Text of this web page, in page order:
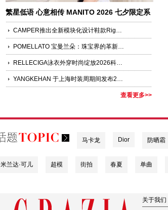
繁星低语 心意相传 MANITO 2026 七夕限定系
列甜蜜上市
CAMPER推出全新模块化设计鞋款Right Niko系列
POMELLATO 宝曼兰朵：珠宝界的革新先锋”巴黎展览即将启幕
RELLECIGA泳衣外穿时尚绽放2026科切拉音乐节
YANGKEHAN 于上海时装周期间发布2026秋冬系列 ——浮生梦（In the mood of reverie）
查看更多>>
马卡龙 Dior 防晒霜
米兰达·可儿 超模 街拍 春夏 单曲
关于我们